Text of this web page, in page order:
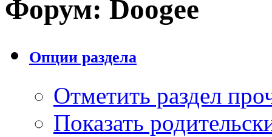
Форум: Doogee
Опции раздела
Отметить раздел
Показать